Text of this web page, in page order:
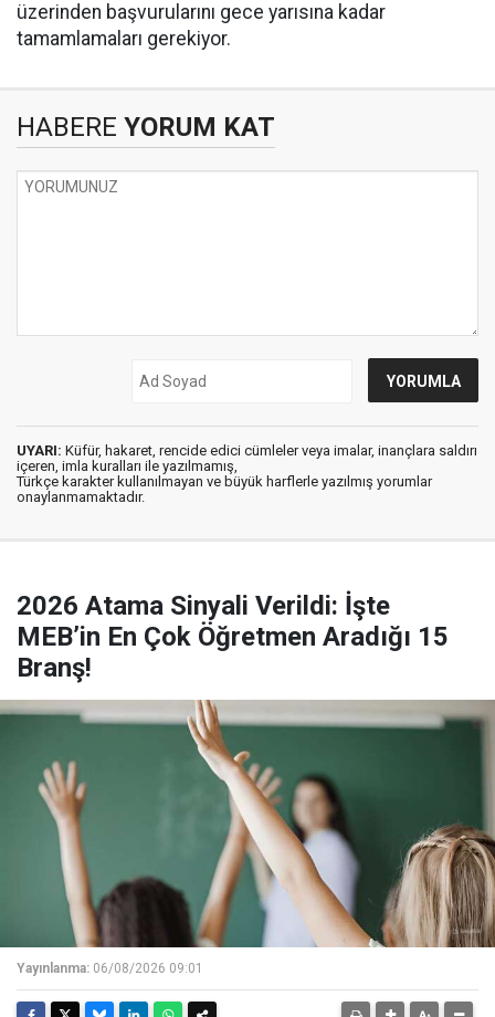
üzerinden başvurularını gece yarısına kadar
tamamlamaları gerekiyor.
HABERE YORUM KAT
UYARI: Küfür, hakaret, rencide edici cümleler veya imalar, inançlara saldırı
içeren, imla kuralları ile yazılmamış,
Türkçe karakter kullanılmayan ve büyük harflerle yazılmış yorumlar
onaylanmamaktadır.
2026 Atama Sinyali Verildi: İşte
MEB’in En Çok Öğretmen Aradığı 15
Branş!
Yayınlanma: 06/08/2026 09:01